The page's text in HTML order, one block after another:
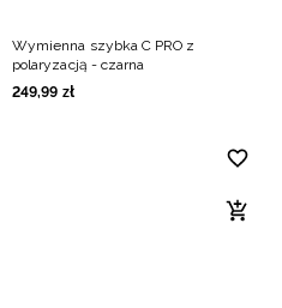
Wymienna szybka C PRO z
polaryzacją - czarna
249,99 zł